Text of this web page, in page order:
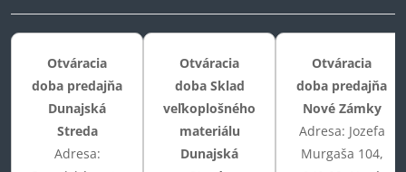
Otváracia
doba predajňa
Dunajská
Streda
Adresa:
Otváracia
doba Sklad
veľkoplošného
materiálu
Dunajská
Otváracia
doba predajňa
Nové Zámky
Adresa: Jozefa
Murgaša 104,